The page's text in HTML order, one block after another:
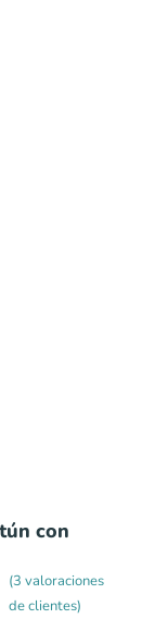
con
(3 valoraciones
de clientes)